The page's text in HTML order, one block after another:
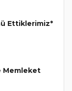
Ettiklerimiz*
Memleket